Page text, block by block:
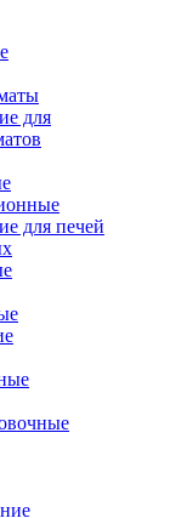
для
для печей